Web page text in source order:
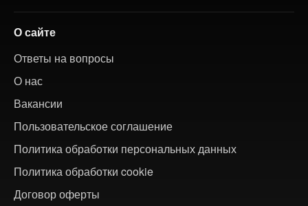
О сайте
Ответы на вопросы
О нас
Вакансии
Пользовательское соглашение
Политика обработки персональных данных
Политика обработки cookie
Договор оферты